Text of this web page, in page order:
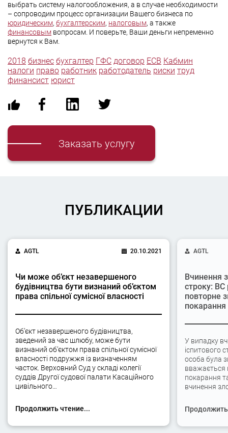
выбрать систему налогообложения, а в случае необходимости
– сопроводим процесс организации Вашего бизнеса по
юридическим, бухгалтерским, налоговым, а также
финансовым вопросам. И поверьте, Ваши деньги непременно
вернутся к Вам.
2018 бизнес бухгалтер ГФС договор ЕСВ Кабмин
налоги право работник работодатель риски труд
финансист юрист
Заказать услугу
ПУБЛИКАЦИИ
AGTL 20.10.2021
Чи може об’єкт незавершеного
будівництва бути визнаний об’єктом
права спільної сумісної власності
Об’єкт незавершеного будівництва,
зведений за час шлюбу, може бути
визнаний об’єктом права спільної сумісної
власності подружжя із визначенням
часток. Верховний Суд у складі колегії
суддів Другої судової палати Касаційного
цивільного…
Продолжить чтение...
AGTL
Вчинення
строку: ВС
повторне
У випадку
іспитового
особа була
вважається
покарання
вчинення